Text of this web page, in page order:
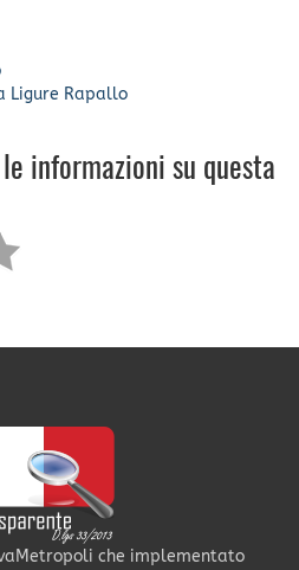
Ligure Rapallo
informazioni su questa
che implementato